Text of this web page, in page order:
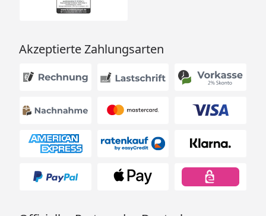
Akzeptierte Zahlungsarten